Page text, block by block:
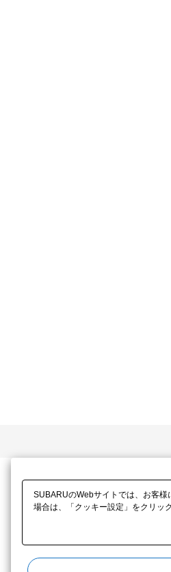
SUBARUのWebサイトでは、お客
場合は、「クッキー設定」をクリッ